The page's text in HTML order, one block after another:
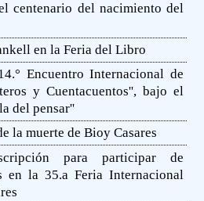
centenario del nacimiento del
en la Feria del Libro
Encuentro Internacional de
y Cuentacuentos'', bajo el
del pensar''
la muerte de Bioy Casares
para participar de
en la 35.a Feria Internacional